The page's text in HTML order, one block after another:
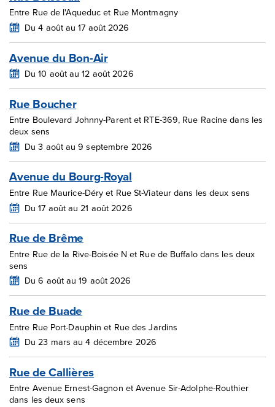
Entre Rue de l'Aqueduc et Rue Montmagny
Du 4 août au 17 août 2026
Avenue du Bon-Air
Du 10 août au 12 août 2026
Rue Boucher
Entre Boulevard Johnny-Parent et RTE-369, Rue Racine dans les
deux sens
Du 3 août au 9 septembre 2026
Avenue du Bourg-Royal
Entre Rue Maurice-Déry et Rue St-Viateur dans les deux sens
Du 17 août au 21 août 2026
Rue de Brême
Entre Rue de la Rive-Boisée N et Rue de Buffalo dans les deux
sens
Du 6 août au 19 août 2026
Rue de Buade
Entre Rue Port-Dauphin et Rue des Jardins
Du 23 mars au 4 décembre 2026
Rue de Callières
Entre Avenue Ernest-Gagnon et Avenue Sir-Adolphe-Routhier
dans les deux sens